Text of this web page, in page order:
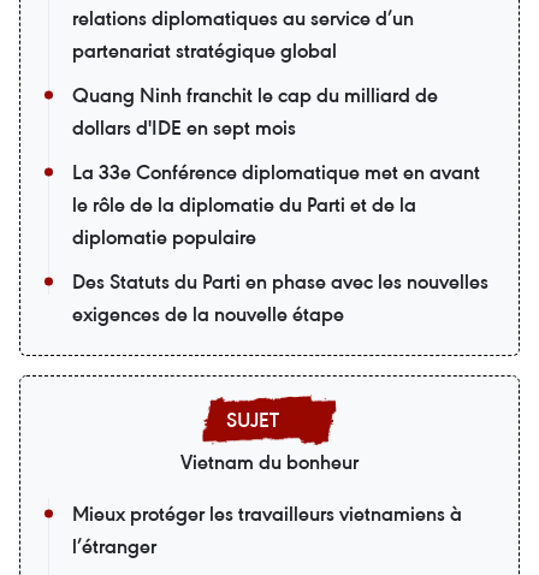
relations diplomatiques au service d’un
partenariat stratégique global
Quang Ninh franchit le cap du milliard de
dollars d'IDE en sept mois
La 33e Conférence diplomatique met en avant
le rôle de la diplomatie du Parti et de la
diplomatie populaire
Des Statuts du Parti en phase avec les nouvelles
exigences de la nouvelle étape
Vietnam du bonheur
Mieux protéger les travailleurs vietnamiens à
l’étranger